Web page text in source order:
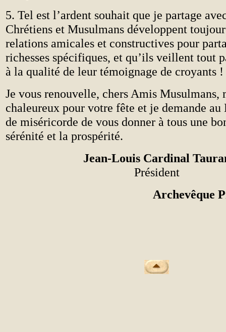
5. Tel est l’ardent souhait que je partage
Chrétiens et Musulmans développent
relations amicales et constructives pour
richesses spécifiques, et qu’ils veillent tout
à la qualité de leur témoignage de croyants !
Je vous renouvelle, chers Amis Musulmans,
chaleureux pour votre fête et je demande
de miséricorde de vous donner à tous une
sérénité et la prospérité.
Jean-Louis Cardinal
Président
Archevêque